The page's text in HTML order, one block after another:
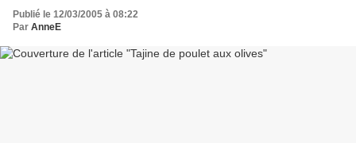
Publié le 12/03/2005 à 08:22
Par AnneE